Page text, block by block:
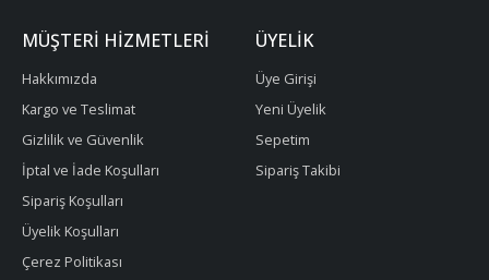
MÜŞTERI HIZMETLERI
Hakkımızda
Kargo ve Teslimat
Gizlilik ve Güvenlik
İptal ve İade Koşulları
Sipariş Koşulları
Üyelik Koşulları
Çerez Politikası
ÜYELIK
Üye Girişi
Yeni Üyelik
Sepetim
Sipariş Takibi